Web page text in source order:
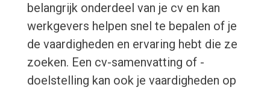
belangrijk onderdeel van je cv en kan
werkgevers helpen snel te bepalen of je
de vaardigheden en ervaring hebt die ze
zoeken. Een cv-samenvatting of -
doelstelling kan ook je vaardigheden op